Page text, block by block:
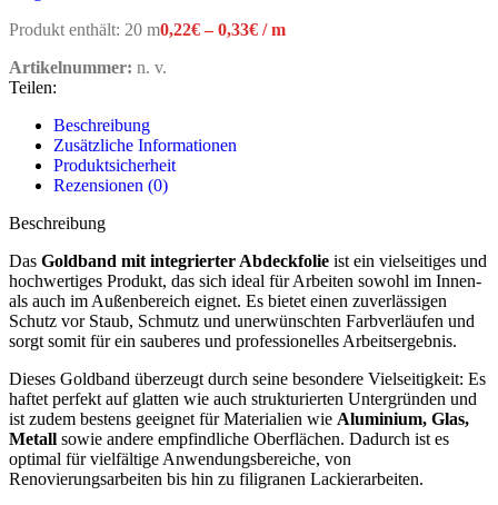
Produkt enthält: 20 m0,22€ – 0,33€ /m
Artikelnummer: n. v.
Teilen:
Beschreibung
Zusätzliche Informationen
Produktsicherheit
Rezensionen (0)
Beschreibung
Das Goldband mit integrierter Abdeckfolie ist ein vielseitiges und
hochwertiges Produkt, das sich ideal für Arbeiten sowohl im Innen-
als auch im Außenbereich eignet. Es bietet einen zuverlässigen
Schutz vor Staub, Schmutz und unerwünschten Farbverläufen und
sorgt somit für ein sauberes und professionelles Arbeitsergebnis.
Dieses Goldband überzeugt durch seine besondere Vielseitigkeit: Es
haftet perfekt auf glatten wie auch strukturierten Untergründen und
ist zudem bestens geeignet für Materialien wie Aluminium, Glas,
Metall sowie andere empfindliche Oberflächen. Dadurch ist es
optimal für vielfältige Anwendungsbereiche, von
Renovierungsarbeiten bis hin zu filigranen Lackierarbeiten.